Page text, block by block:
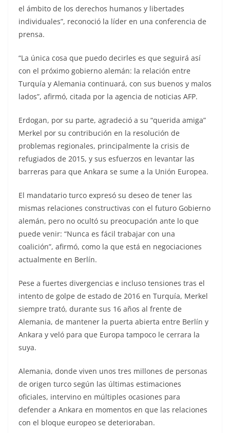
el ámbito de los derechos humanos y libertades
individuales”, reconoció la líder en una conferencia de
prensa.
“La única cosa que puedo decirles es que seguirá así
con el próximo gobierno alemán: la relación entre
Turquía y Alemania continuará, con sus buenos y malos
lados”, afirmó, citada por la agencia de noticias AFP.
Erdogan, por su parte, agradeció a su “querida amiga”
Merkel por su contribución en la resolución de
problemas regionales, principalmente la crisis de
refugiados de 2015, y sus esfuerzos en levantar las
barreras para que Ankara se sume a la Unión Europea.
El mandatario turco expresó su deseo de tener las
mismas relaciones constructivas con el futuro Gobierno
alemán, pero no ocultó su preocupación ante lo que
puede venir: “Nunca es fácil trabajar con una
coalición”, afirmó, como la que está en negociaciones
actualmente en Berlín.
Pese a fuertes divergencias e incluso tensiones tras el
intento de golpe de estado de 2016 en Turquía, Merkel
siempre trató, durante sus 16 años al frente de
Alemania, de mantener la puerta abierta entre Berlín y
Ankara y veló para que Europa tampoco le cerrara la
suya.
Alemania, donde viven unos tres millones de personas
de origen turco según las últimas estimaciones
oficiales, intervino en múltiples ocasiones para
defender a Ankara en momentos en que las relaciones
con el bloque europeo se deterioraban.